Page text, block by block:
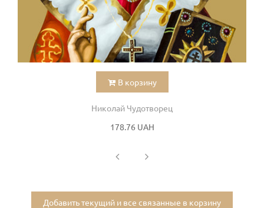
В корзину
Николай Чудотворец
178.76 UAH
Добавить текущий и все связанные в корзину